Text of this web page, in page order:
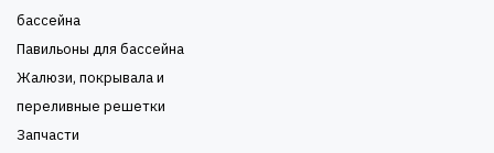
бассейна
Павильоны для бассейна
Жалюзи, покрывала и
переливные решетки
Запчасти